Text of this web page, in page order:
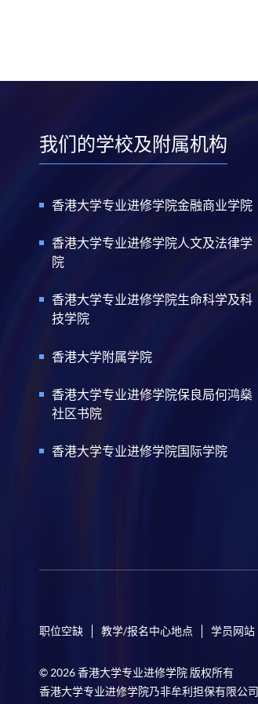
我们的学校及附属机构
香港大学专业进修学院金融商业学院
香港大学专业进修学院人文及法律学
院
香港大学专业进修学院生命科学及科
技学院
香港大学附属学院
香港大学专业进修学院保良局何鸿燊
社区书院
香港大学专业进修学院国际学院
职位空缺 教学/报名中心地点 学员网站
© 2026 香港大学专业进修学院 版权所有
香港大学专业进修学院乃非牟利担保有限公司